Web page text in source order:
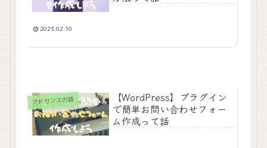
2023.02.10
アドセンスの話
【WordPress】プラグイン
で簡単お問い合わせフォー
ム作成って話